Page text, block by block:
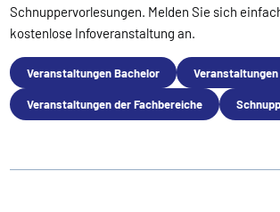
Schnuppervorlesungen. Melden Sie sich
kostenlose Infoveranstaltung an.
Veranstaltungen Bachelor
Veranstaltungen der Fachbereiche